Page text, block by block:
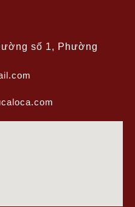
số 1, Phường